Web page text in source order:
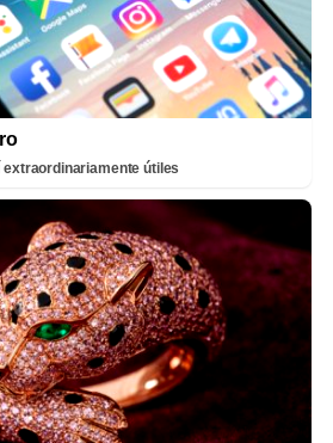
extraordinariamente útiles